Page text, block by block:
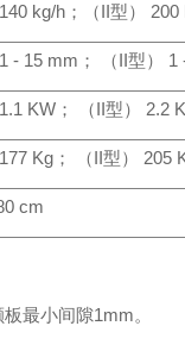
140 kg/h；（II型） 200
1 - 15 mm； （II型） 1
1.1 KW； （II型） 2.2
177 Kg； （II型） 205
cm
最小间隙1mm。